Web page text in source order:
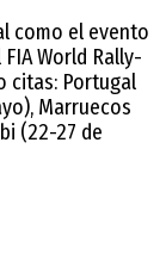
como el evento
World Rally-
citas: Portugal
Marruecos
(22-27 de